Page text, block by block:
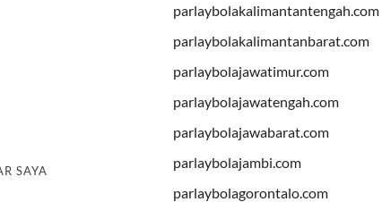
SAYA
parlaybolakalimantantengah.com
parlaybolakalimantanbarat.com
parlaybolajawatimur.com
parlaybolajawatengah.com
parlaybolajawabarat.com
parlaybolajambi.com
parlaybolagorontalo.com